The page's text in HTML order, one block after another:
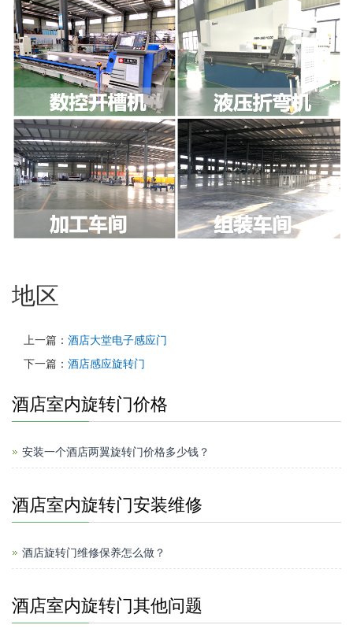
地区
上一篇： 酒店大堂电子感应门
下一篇： 酒店感应旋转门
酒店室内旋转门价格
安装一个酒店两翼旋转门价格多少钱？
酒店室内旋转门安装维修
酒店旋转门维修保养怎么做？
酒店室内旋转门其他问题